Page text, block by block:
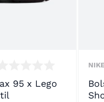
95 x Lego
NIKE